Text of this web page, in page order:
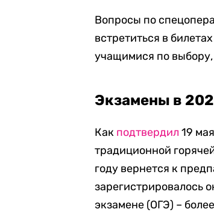
Вопросы по
встретиться в
учащимися по
Экзамены в
Как подтвердил 19
традиционной
году вернется к
зарегистрировалось
экзамене (ОГЭ) –